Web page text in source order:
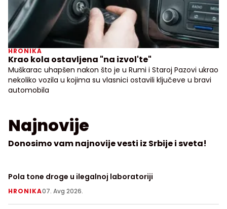
Najnovije
Donosimo vam najnovije vesti iz Srbije i sveta!
Pola tone droge u ilegalnoj laboratoriji
HRONIKA07. Avg 2026.
HRONIKA
Krao kola ostavljena "na izvol'te"
Muškarac uhapšen nakon što je u Rumi i Staroj Pazovi ukrao
nekoliko vozila u kojima su vlasnici ostavili ključeve u bravi
automobila